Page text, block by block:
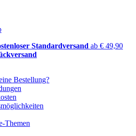
Standardversand ab € 49,90
Bestellung?
Themen